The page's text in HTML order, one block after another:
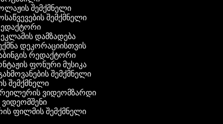
შემქმნელი
შემქმნელი
დამზადება
დეკორაციისთვის
რედაქტორი
ფონური მუსიკა
შემქმნელი
შემქმნელი
ვიდეომზარდი
ვიდეომშენი
ფილმის შემქმნელი